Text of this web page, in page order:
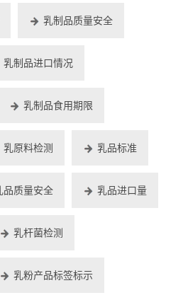
乳制品质量安全
乳制品进口情况
乳制品食用期限
乳原料检测 乳品标准
品质量安全 乳品进口量
乳杆菌检测
乳粉产品标签标示